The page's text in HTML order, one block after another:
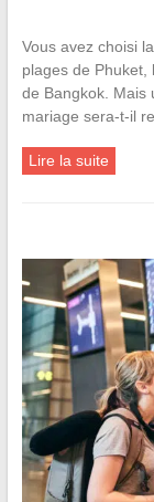
Vous avez choisi
plages de Phuket,
de Bangkok. Mais
mariage sera-t-il
Lire la suite